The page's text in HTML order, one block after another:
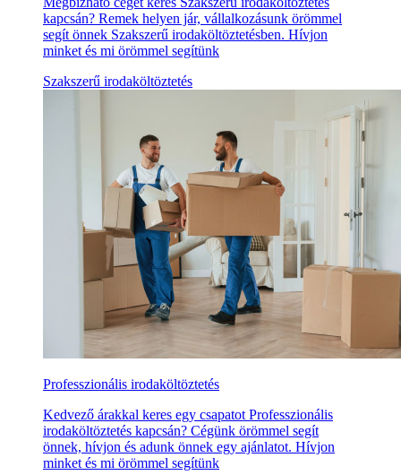
kapcsán? Remek helyen jár, vállalkozásunk örömmel
segít önnek Szakszerű irodaköltöztetésben. Hívjon
minket és mi örömmel segítünk
Szakszerű irodaköltöztetés
Professzionális irodaköltöztetés
Kedvező árakkal keres egy csapatot Professzionális
irodaköltöztetés kapcsán? Cégünk örömmel segít
önnek, hívjon és adunk önnek egy ajánlatot. Hívjon
minket és mi örömmel segítünk